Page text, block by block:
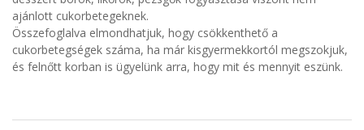
ajánlott cukorbetegeknek.
Összefoglalva elmondhatjuk, hogy csökkenthető a
cukorbetegségek száma, ha már kisgyermekkortól megszokjuk,
és felnőtt korban is ügyelünk arra, hogy mit és mennyit eszünk.